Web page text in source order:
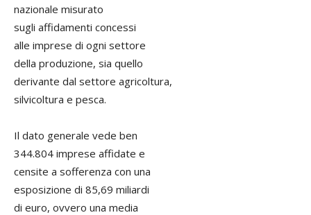
nazionale misurato
sugli affidamenti concessi
alle imprese di ogni settore
della produzione, sia quello
derivante dal settore agricoltura,
silvicoltura e pesca.
Il dato generale vede ben
344.804 imprese affidate e
censite a sofferenza con una
esposizione di 85,69 miliardi
di euro, ovvero una media